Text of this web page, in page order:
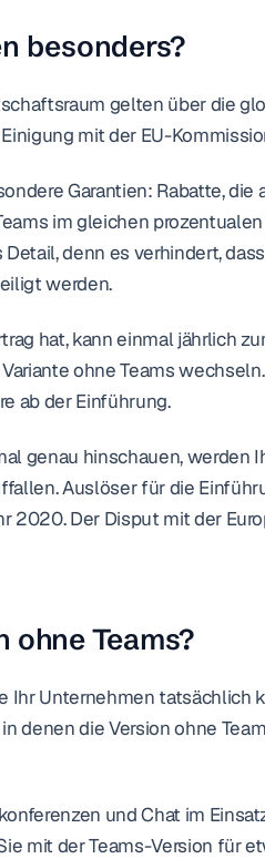
besonders?
gelten über die
mit der EU-
Garantien: Rabatte, die
im gleichen
denn es verhindert,
werden.
hat, kann einmal jährlich
ohne Teams
ab der Einführung.
genau hinschauen, werden
Auslöser für die
2020. Der Disput mit der
ohne Teams?
Ihr Unternehmen tatsächlich
denen die Version ohne
und Chat im
mit der Teams-Version für